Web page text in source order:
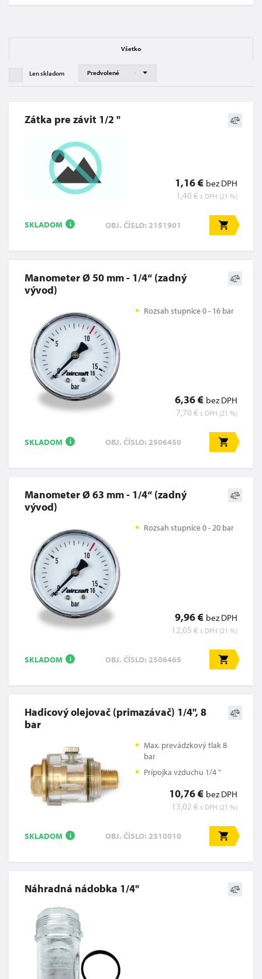
Všetko
Len skladom
Zátka pre závit 1/2 "
1,16 € bez DPH
1,40 € s DPH (21 %)
SKLADOM i OBJ. ČÍSLO: 2151901
Manometer Ø 50 mm - 1/4“ (zadný
vývod)
Rozsah stupnice 0 - 16 bar
6,36 € bez DPH
7,70 € s DPH (21 %)
SKLADOM i OBJ. ČÍSLO: 2506450
Manometer Ø 63 mm - 1/4“ (zadný
vývod)
Rozsah stupnice 0 - 20 bar
9,96 € bez DPH
12,05 € s DPH (21 %)
SKLADOM i OBJ. ČÍSLO: 2506465
Hadicový olejovač (primazávač) 1/4", 8
bar
Max. prevádzkový tlak 8
bar
Prípojka vzduchu 1/4 "
10,76 € bez DPH
13,02 € s DPH (21 %)
SKLADOM i OBJ. ČÍSLO: 2310010
Náhradná nádobka 1/4"